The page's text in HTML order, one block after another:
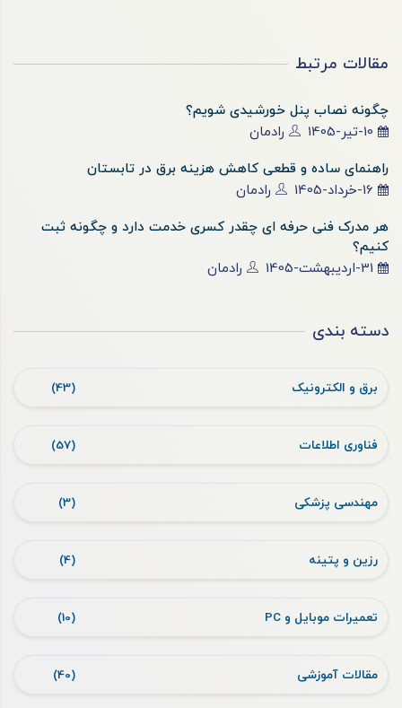
مقالات مرتبط
چگونه نصاب پنل خورشیدی شویم؟
10-تیر-1405
رادمان
راهنمای ساده و قطعی کاهش هزینه برق در تابستان
16-خرداد-1405
رادمان
هر مدرک فنی حرفه ای چقدر کسری خدمت دارد و چگونه ثبت
کنیم؟
31-اردیبهشت-1405
رادمان
دسته بندی
برق و الکترونیک (43)
فناوری اطلاعات (57)
مهندسی پزشکی (3)
رزین و پتینه (4)
تعمیرات موبایل و PC (10)
مقالات آموزشی (40)